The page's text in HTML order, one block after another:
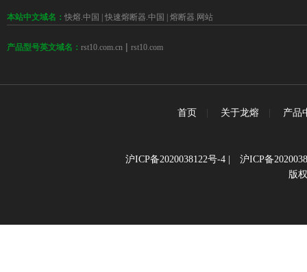
本站中文域名： 快熔.中国 快速熔断器.中国 熔断器.网站
产品型号英文域名： rst10.com.cn | rst10.com
首页 关于龙熔 产品
沪ICP备2020038122号-4| 沪ICP备
版